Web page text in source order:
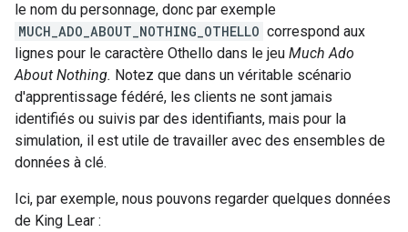
le nom du personnage, donc par exemple
MUCH_ADO_ABOUT_NOTHING_OTHELLO correspond aux
lignes pour le caractère Othello dans le jeu Much Ado
About Nothing. Notez que dans un véritable scénario
d'apprentissage fédéré, les clients ne sont jamais
identifiés ou suivis par des identifiants, mais pour la
simulation, il est utile de travailler avec des ensembles de
données à clé.
Ici, par exemple, nous pouvons regarder quelques données
de King Lear :